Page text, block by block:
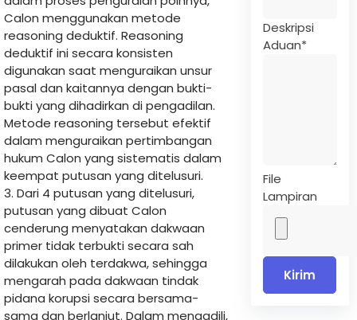
Calon menggunakan metode
reasoning deduktif. Reasoning
deduktif ini secara konsisten
digunakan saat menguraikan unsur
pasal dan kaitannya dengan bukti-
bukti yang dihadirkan di pengadilan.
Metode reasoning tersebut efektif
dalam menguraikan pertimbangan
hukum Calon yang sistematis dalam
keempat putusan yang ditelusuri.
3. Dari 4 putusan yang ditelusuri,
putusan yang dibuat Calon
cenderung menyatakan dakwaan
primer tidak terbukti secara sah
dilakukan oleh terdakwa, sehingga
mengarah pada dakwaan tindak
pidana korupsi secara bersama-
sama dan berlanjut. Dalam mengadili,
Deskripsi
Aduan*
File
Lampiran
Kirim